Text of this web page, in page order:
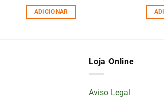
ADICIONAR
Loja Online
Aviso Legal